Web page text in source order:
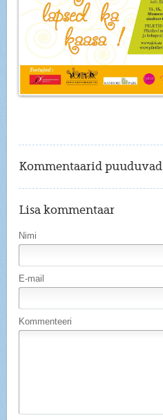
Kommentaarid puuduvad
Lisa kommentaar
Nimi
E-mail
Kommenteeri